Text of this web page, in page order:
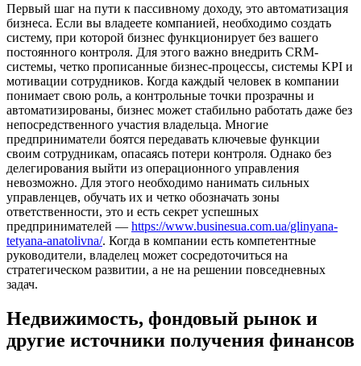
Первый шаг на пути к пассивному доходу, это автоматизация
бизнеса. Если вы владеете компанией, необходимо создать
систему, при которой бизнес функционирует без вашего
постоянного контроля. Для этого важно внедрить CRM-
системы, четко прописанные бизнес-процессы, системы KPI и
мотивации сотрудников. Когда каждый человек в компании
понимает свою роль, а контрольные точки прозрачны и
автоматизированы, бизнес может стабильно работать даже без
непосредственного участия владельца. Многие
предприниматели боятся передавать ключевые функции
своим сотрудникам, опасаясь потери контроля. Однако без
делегирования выйти из операционного управления
невозможно. Для этого необходимо нанимать сильных
управленцев, обучать их и четко обозначать зоны
ответственности, это и есть секрет успешных
предпринимателей — https://www.businesua.com.ua/glinyana-
tetyana-anatolivna/. Когда в компании есть компетентные
руководители, владелец может сосредоточиться на
стратегическом развитии, а не на решении повседневных
задач.
Недвижимость, фондовый рынок и
другие источники получения финансов